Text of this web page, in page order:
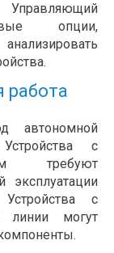
опции,
работа
автономной
с
требуют
эксплуатации
с
линии могут